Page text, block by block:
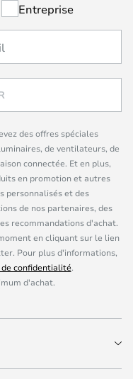
Entreprise
des offres spéciales
de ventilateurs, de
connectée. Et en plus,
en promotion et autres
personnalisés et des
de nos partenaires, des
recommandations d'achat.
en cliquant sur le lien
Pour plus d'informations,
confidentialité.
d'achat.